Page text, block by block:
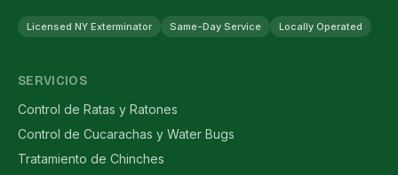
Licensed NY Exterminator Same-Day Service Locally Operated
SERVICIOS
Control de Ratas y Ratones
Control de Cucarachas y Water Bugs
Tratamiento de Chinches